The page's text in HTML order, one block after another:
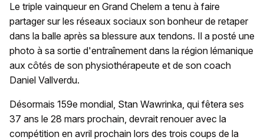
Le triple vainqueur en Grand Chelem a tenu à faire
partager sur les réseaux sociaux son bonheur de retaper
dans la balle après sa blessure aux tendons. Il a posté une
photo à sa sortie d'entraînement dans la région lémanique
aux côtés de son physiothérapeute et de son coach
Daniel Vallverdu.
Désormais 159e mondial, Stan Wawrinka, qui fêtera ses
37 ans le 28 mars prochain, devrait renouer avec la
compétition en avril prochain lors des trois coups de la